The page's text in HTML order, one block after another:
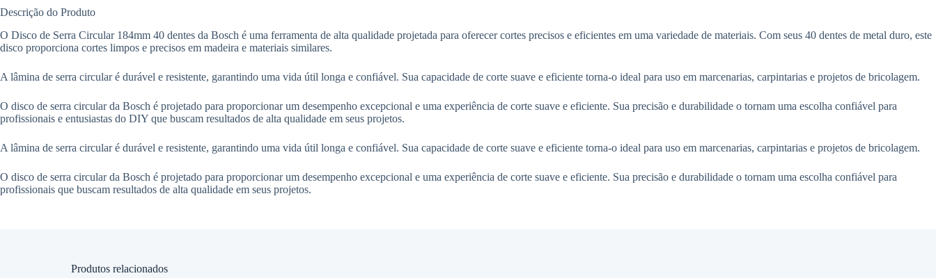
Descrição do Produto
O Disco de Serra Circular 184mm 40 dentes da Bosch é uma ferramenta de alta qualidade projetada para oferecer cortes precisos e eficientes em uma variedade de materiais. Com seus 40 dentes de metal duro, este
disco proporciona cortes limpos e precisos em madeira e materiais similares.
A lâmina de serra circular é durável e resistente, garantindo uma vida útil longa e confiável. Sua capacidade de corte suave e eficiente torna-o ideal para uso em marcenarias, carpintarias e projetos de bricolagem.
O disco de serra circular da Bosch é projetado para proporcionar um desempenho excepcional e uma experiência de corte suave e eficiente. Sua precisão e durabilidade o tornam uma escolha confiável para
profissionais e entusiastas do DIY que buscam resultados de alta qualidade em seus projetos.
A lâmina de serra circular é durável e resistente, garantindo uma vida útil longa e confiável. Sua capacidade de corte suave e eficiente torna-o ideal para uso em marcenarias, carpintarias e projetos de bricolagem.
O disco de serra circular da Bosch é projetado para proporcionar um desempenho excepcional e uma experiência de corte suave e eficiente. Sua precisão e durabilidade o tornam uma escolha confiável para
profissionais que buscam resultados de alta qualidade em seus projetos.
Produtos relacionados